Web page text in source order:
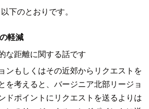
下のとおりです。
軽減
な距離に関する話です
ンもしくはその近郊からリクエストを
を考えると、バージニア北部リージョ
ドポイントにリクエストを送るよりは